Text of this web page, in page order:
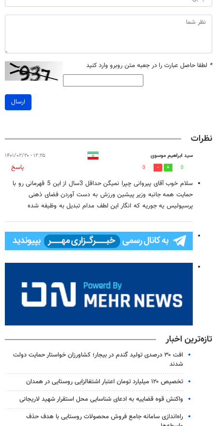
* لطفا حاصل عبارت را در جعبه متن روبرو وارد کنید
ارسال
نظرات
سید ابراهیم موسوی ۱۲:۲۵ - ۱۴۰۱/۰۲/۲۰
0
0
پاسخ
سلام خوب آقای پیروانی چپرا نمیگن حداقل 3سال از این 5 قهرمانی رو با
حمایت همه جانبه وزیر پیشین ورزش به دست آوردن فضای ذهنی
پرسپولیس یه جوریه که انگار این لطف مدام تبدیل به وظیفه شده
تازه‌ترین اخبار
افت ۳۰ درصدی تولید گندم در بیجار؛ کشاورزان خواستار حمایت دولت
شدند
تخصیص ۱۲۰ میلیارد تومان اعتبار اشتغالزایی روستایی در همدان
واکنش قوه قضاییه به ادعای شناسایی محل استقرار شهید لاریجانی
راه‌اندازی سامانه جامع فروش محصولات روستایی با هدف حذف